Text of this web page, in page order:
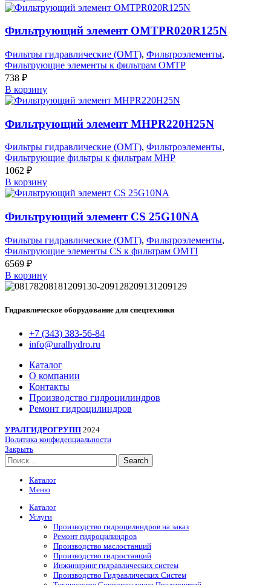
Фильтрующий элемент OMTPR020R125N
Фильтры гидравлические (OMT), Фильтроэлементы,
Фильтрующие элементы к фильтрам OMTP
738 ₽
В корзину
Фильтрующий элемент MHPR220H25N
Фильтры гидравлические (OMT), Фильтроэлементы,
Фильтрующие фильтры к фильтрам MHP
1062 ₽
В корзину
Фильтрующий элемент CS 25G10NA
Фильтры гидравлические (OMT), Фильтроэлементы,
Фильтрующие элементы CS к фильтрам OMTI
6569 ₽
В корзину
Гидравлическое оборудование для спецтехники
+7 (343) 383-56-84
info@uralhydro.ru
Каталог
О компании
Контакты
Производство гидроцилиндров
Ремонт гидроцилиндров
УРАЛГИДРОГРУПП 2024
Политика конфиденциальности
Закрыть
Search
Каталог
Меню
Каталог
Услуги
Производство гидроцилиндров на заказ
Ремонт гидроцилиндров
Производство маслостанций
Производство гидростанций
Инжиниринг гидравлических систем
Производство Гидравлических Систем